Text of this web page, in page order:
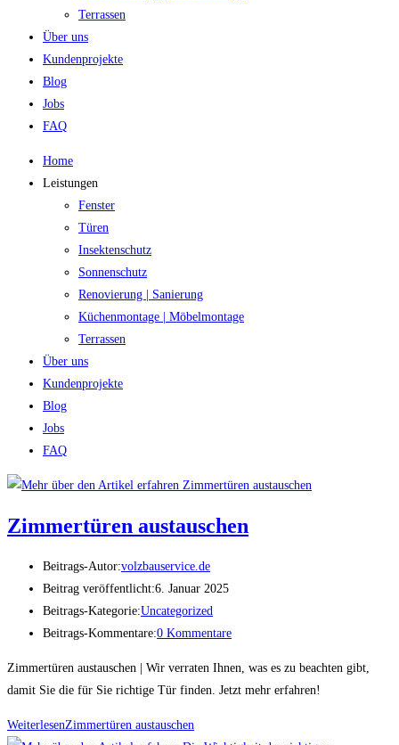
Terrassen
Über uns
Kundenprojekte
Blog
Jobs
FAQ
Home
Leistungen
Fenster
Türen
Insektenschutz
Sonnenschutz
Renovierung | Sanierung
Küchenmontage | Möbelmontage
Terrassen
Über uns
Kundenprojekte
Blog
Jobs
FAQ
Zimmertüren austauschen
Beitrags-Autor:volzbauservice.de
Beitrag veröffentlicht:6. Januar 2025
Beitrags-Kategorie:Uncategorized
Beitrags-Kommentare:0 Kommentare
Zimmertüren austauschen | Wir verraten Ihnen, was es zu beachten gibt,
damit Sie die für Sie richtige Tür finden. Jetzt mehr erfahren!
WeiterlesenZimmertüren austauschen